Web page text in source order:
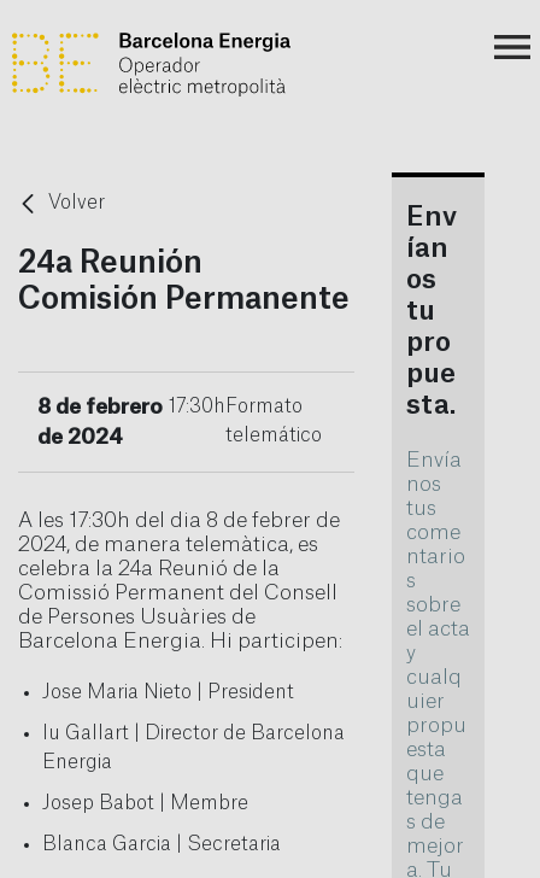
Volver
24a Reunión
Comisión Permanente
8 de febrero
de 2024
17:30h Formato
telemático
A les 17:30h del dia 8 de febrer de
2024, de manera telemàtica, es
celebra la 24a Reunió de la
Comissió Permanent del Consell
de Persones Usuàries de
Barcelona Energia. Hi participen:
Jose Maria Nieto | President
Iu Gallart | Director de Barcelona
Energia
Josep Babot | Membre
Blanca Garcia | Secretaria
Env
ían
os
tu
pro
pue
sta.
Envía
nos
tus
come
ntario
s
sobre
el acta
y
cualq
uier
propu
esta
que
tenga
s de
mejor
a. Tu